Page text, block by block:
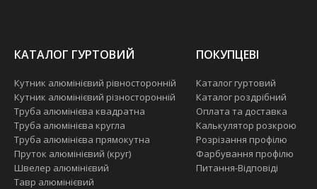
КАТАЛОГ ГУРТОВИЙ
Кутник алюмінієвий рівносторонній
Кутник алюмінієвий різносторонній
Труба алюмінієва квадратна
Труба алюмінієва кругла
Труба алюмінієва прямокутна
Пруток алюмінієвий (круг)
Швелер алюмінієвий
Тавр алюмінієвий
ПОКУПЦЕВІ
Каталог гуртовий
Каталог роздрібний
Оплата та доставка
Калькулятор розкрою
Розрізання профілю
Фарбування профілю
Питання-Відповіді